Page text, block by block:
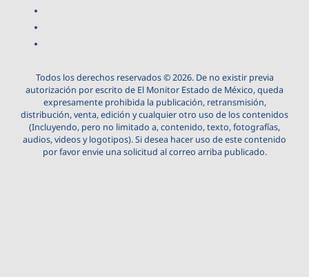
Todos los derechos reservados © 2026. De no existir previa
autorización por escrito de El Monitor Estado de México, queda
expresamente prohibida la publicación, retransmisión,
distribución, venta, edición y cualquier otro uso de los contenidos
(Incluyendo, pero no limitado a, contenido, texto, fotografías,
audios, videos y logotipos). Si desea hacer uso de este contenido
por favor envie una solicitud al correo arriba publicado.